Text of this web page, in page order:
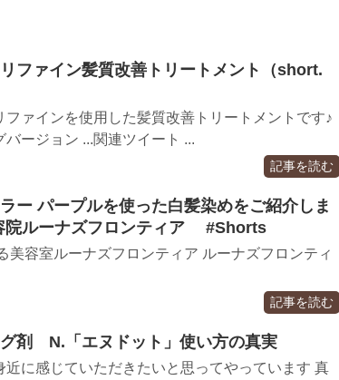
ファイン髪質改善トリートメント（short.
ファインを使用した髪質改善トリートメントです♪
ージョン ...関連ツイート ...
記事を読む
ー パープルを使った白髪染めをご紹介しま
院ルーナズフロンティア #Shorts
美容室ルーナズフロンティア ルーナズフロンティ
記事を読む
剤 N.「エヌドット」使い方の真実
近に感じていただきたいと思ってやっています 真